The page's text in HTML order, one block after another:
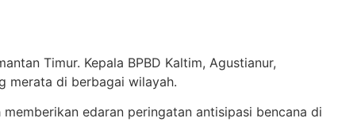
Timur. Kepala BPBD Kaltim, Agustianur,
merata di berbagai wilayah.
edaran peringatan antisipasi bencana di